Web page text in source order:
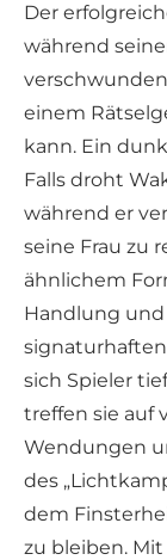
Der
während
einem
kann. Ein
Falls droht
während er
seine Frau zu
ähnlichem
Handlung
sich Spieler
treffen sie auf
Wendungen
des
dem
zu bleiben.